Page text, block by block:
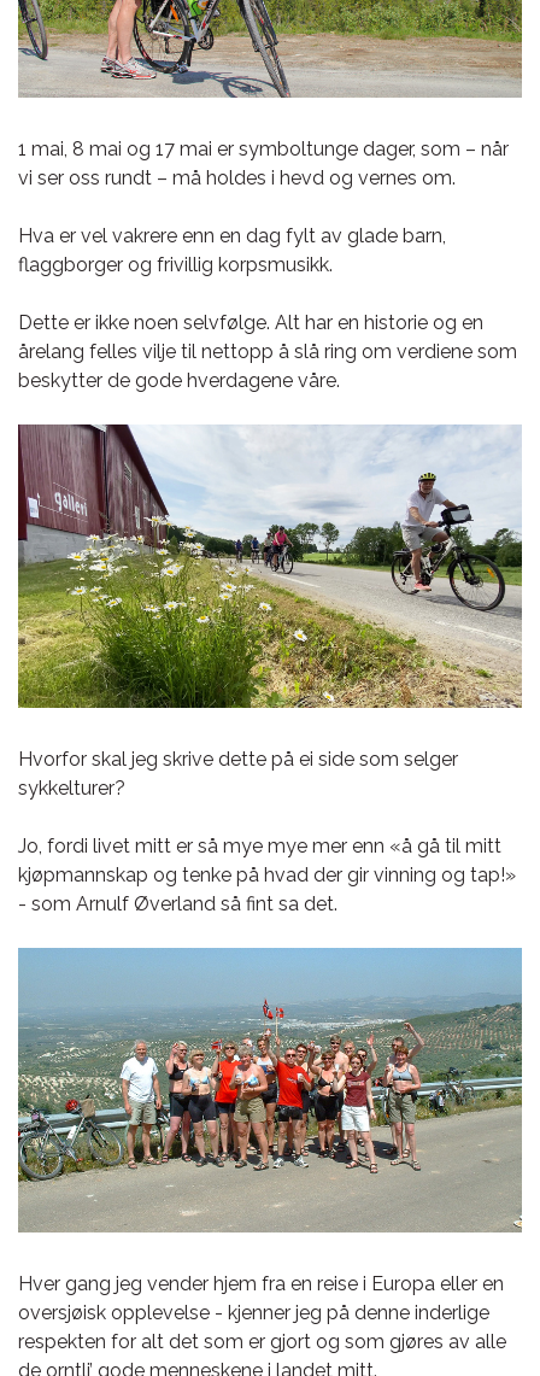
1 mai, 8 mai og 17 mai er symboltunge dager, som – når
vi ser oss rundt – må holdes i hevd og vernes om.
Hva er vel vakrere enn en dag fylt av glade barn,
flaggborger og frivillig korpsmusikk.
Dette er ikke noen selvfølge. Alt har en historie og en
årelang felles vilje til nettopp å slå ring om verdiene som
beskytter de gode hverdagene våre.
Hvorfor skal jeg skrive dette på ei side som selger
sykkelturer?
Jo, fordi livet mitt er så mye mye mer enn «å gå til mitt
kjøpmannskap og tenke på hvad der gir vinning og tap!»
- som Arnulf Øverland så fint sa det.
Hver gang jeg vender hjem fra en reise i Europa eller en
oversjøisk opplevelse - kjenner jeg på denne inderlige
respekten for alt det som er gjort og som gjøres av alle
de orntli’ gode menneskene i landet mitt.